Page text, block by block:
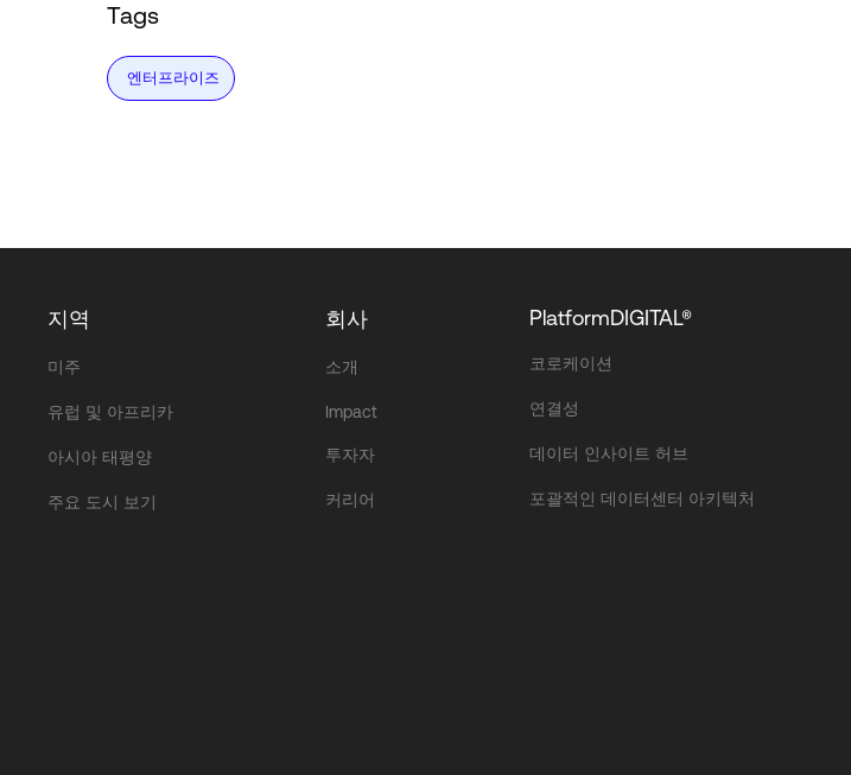
Tags
엔터프라이즈
지역
미주
유럽 및 아프리카
아시아 태평양
주요 도시 보기
회사
소개
Impact
투자자
커리어
PlatformDIGITAL®
코로케이션
연결성
데이터 인사이트 허브
포괄적인 데이터센터 아키텍처